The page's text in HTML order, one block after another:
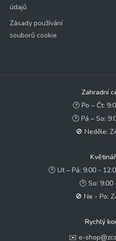
údajů
Zásady používání
souborů cookie
Zahradní
🕑 Po – Čt:
🕑 Pá – So:
🚫 Neděle:
🕑 Ut – Pá: 9:00 -
🕑 So: 9:00
🚫 Ne - Po:
Rychlý
✉️ e-